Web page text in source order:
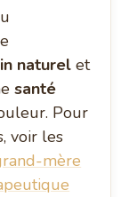
naturel et
santé
Pour
voir les
mère